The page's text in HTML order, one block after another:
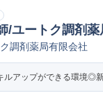
/ユートク調剤
調剤薬局有限会社
ルアップができる環境◎